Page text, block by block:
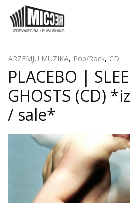
ĀRZEMJU MŪZIKA, Pop/Rock, CD
PLACEBO |
GHOSTS (CD)
/ sale*